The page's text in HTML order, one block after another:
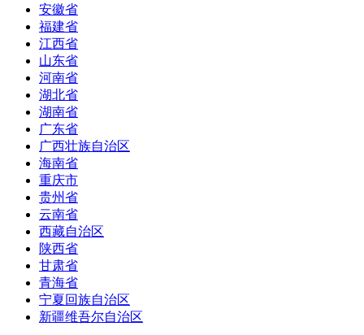
安徽省
福建省
江西省
山东省
河南省
湖北省
湖南省
广东省
广西壮族自治区
海南省
重庆市
贵州省
云南省
西藏自治区
陕西省
甘肃省
青海省
宁夏回族自治区
新疆维吾尔自治区